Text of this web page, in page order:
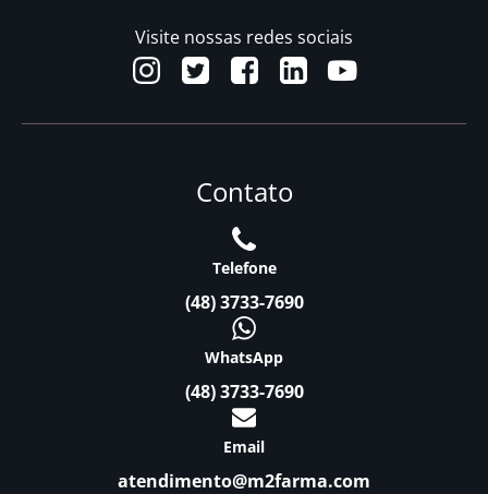
Visite nossas redes sociais
Contato
Telefone
(48) 3733-7690
WhatsApp
(48) 3733-7690
Email
atendimento@m2farma.com